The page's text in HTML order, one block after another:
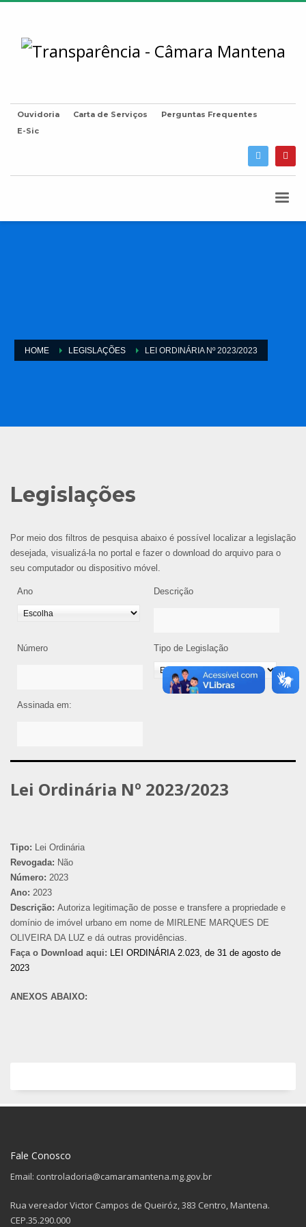
Ouvidoria Carta de Serviços
Perguntas Frequentes
E-Sic
HOME LEGISLAÇÕES LEI ORDINÁRIA Nº 2023/2023
Legislações
Por meio dos filtros de pesquisa abaixo é possível localizar a legislação
desejada, visualizá-la no portal e fazer o download do arquivo para o
seu computador ou dispositivo móvel.
Ano Descrição
Número Tipo de Legislação
Assinada em:
Lei Ordinária Nº 2023/2023
Tipo: Lei Ordinária
Revogada: Não
Número: 2023
Ano: 2023
Descrição: Autoriza legitimação de posse e transfere a propriedade e
domínio de imóvel urbano em nome de MIRLENE MARQUES DE
OLIVEIRA DA LUZ e dá outras providências.
Faça o Download aqui: LEI ORDINÁRIA 2.023, de 31 de agosto de
2023
ANEXOS ABAIXO:
Fale Conosco
Email: controladoria@camaramantena.mg.gov.br
Rua vereador Victor Campos de Queiróz, 383 Centro, Mantena.
CEP.35.290.000